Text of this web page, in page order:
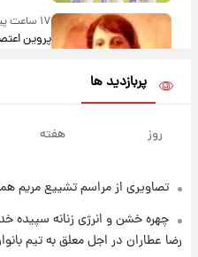
۱۷ ساعت پیش
پروین
هسته‌ای
۱۷ ساعت پیش
کرد
پربازدید ها
روز هفته
تصاویری از مراسم تشییع مریم
چهره خشن و انرژی زنانه سپیده
رضا عطاران در اجل معلق به تیم